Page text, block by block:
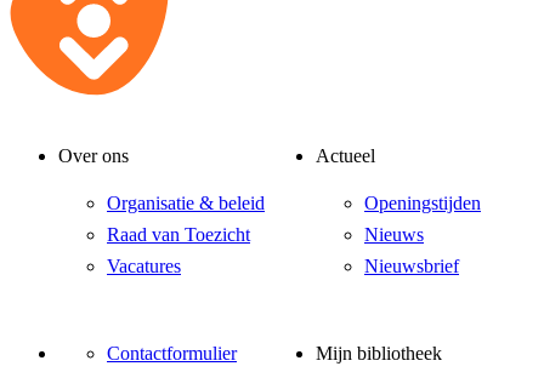
Over ons
Organisatie & beleid
Raad van Toezicht
Vacatures
Actueel
Openingstijden
Nieuws
Nieuwsbrief
Contactformulier
Mijn bibliotheek